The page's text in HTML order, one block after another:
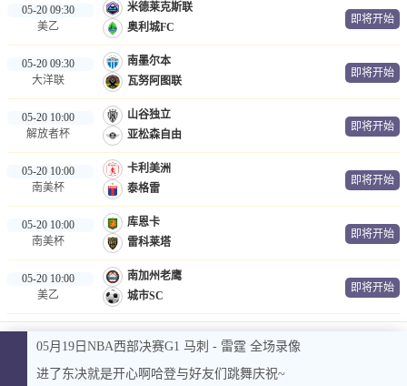
05-20 09:30
美乙
米德莱克斯联
奥利城FC
即将开始
05-20 09:30
大洋联
南墨尔本
瓦努阿图联
即将开始
05-20 10:00
解放者杯
山谷独立
亚松森自由
即将开始
05-20 10:00
南美杯
卡利美洲
泰格雷
即将开始
05-20 10:00
南美杯
库恩卡
雷科莱塔
即将开始
05-20 10:00
美乙
南加州老鹰
城市SC
即将开始
05月19日NBA西部决赛G1 马刺 - 雷霆 全场录像
进了东决就是开心啊哈登与好友们跳舞庆祝~